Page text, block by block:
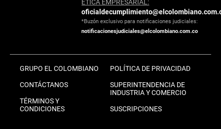
ÉTICA EMPRESARIAL:
*Buzón exclusivo para notificaciones judiciales:
notificacionesjudiciales@elcolombiano.com.co
GRUPO EL COLOMBIANO
CONTÁCTANOS
TÉRMINOS Y
CONDICIONES
POLÍTICA DE PRIVACIDAD
SUPERINTENDENCIA DE
INDUSTRIA Y COMERCIO
SUSCRIPCIONES